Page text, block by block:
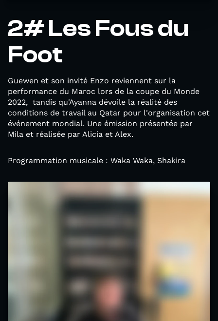
2# Les Fous du
Foot
Guewen et son invité Enzo reviennent sur la
performance du Maroc lors de la coupe du Monde
2022, tandis qu'Ayanna dévoile la réalité des
conditions de travail au Qatar pour l'organisation cet
événement mondial. Une émission présentée par
Mila et réalisée par Alicia et Alex.
Programmation musicale : Waka Waka, Shakira